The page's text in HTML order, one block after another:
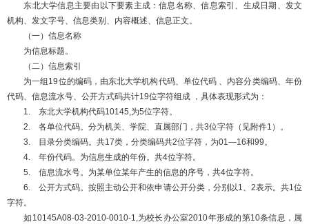
东北大学信息主要由以下要素主成：信息名称、信息索引、生成日期、发文
机构、发文字号、信息类别、内容概述、信息正文。
（一）信息名称
为信息标题。
（二）信息索引
为一组19位的编码，由东北大学机构代码、单位代码 、内容分类编码、年份
代码、信息流水号、公开方式码共计19位字符组成 ，具体表现形式为：
1. 东北大学机构代码10145,为5位字符。
2. 各单位代码。分为机关、学院、直属部门，共3位字符（见附件1）。
3. 目录分类编码。共17类，分类编码共2位字符，为01—16和99。
4. 年份代码。为信息生成的年份。共4位字符。
5. 信息流水号。为某单位某年产生的信息的序号，共4位字符。
6. 公开方式码。按照主动公开和依申请公开分类，分别以1、2表示。共1位
字符。
如10145A08-03-2010-0010-1,为校长办公室2010年形成的第10条信息，属